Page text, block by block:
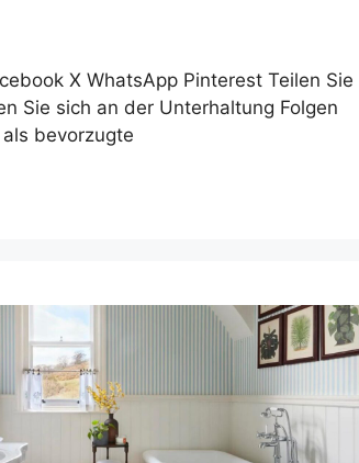
X WhatsApp Pinterest Teilen Sie
Sie sich an der Unterhaltung Folgen
bevorzugte